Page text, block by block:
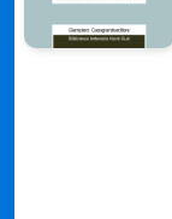
Maestri della Pietra